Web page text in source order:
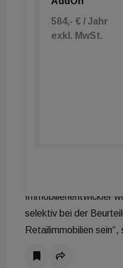
von bestehenden
Elektromobilität, die
wie etwa
„Momentan bremst
Erholung des
Umsatzsteigerung in
Immobilienentwickler
selektiv bei der
Retailimmobilien sein“,
584,- € / Jahr
exkl. MwSt.